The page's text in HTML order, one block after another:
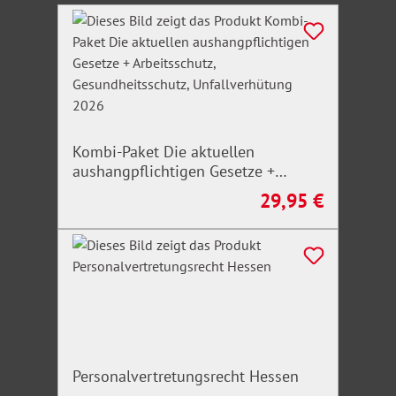
Produktgalerie überspringen
Kombi-Paket Die aktuellen
aushangpflichtigen Gesetze +
Arbeitsschutz, Gesundheitsschutz,
Regulärer Preis:
29,95 €
Personalvertretungsrecht Hessen